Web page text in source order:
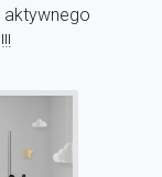
aktywnego